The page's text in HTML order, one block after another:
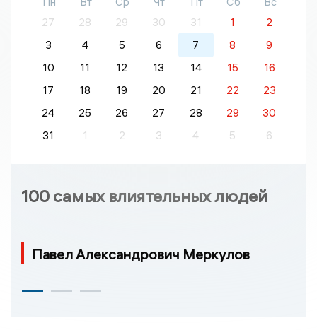
27
28 29 30 31 1
2
3
4 5 6 7 8
9
10
11 12 13 14 15
16
17
18 19 20 21 22
23
24
25 26 27 28 29
30
31
1 2 3 4 5 6
100 самых влиятельных людей
Павел Александрович Меркулов